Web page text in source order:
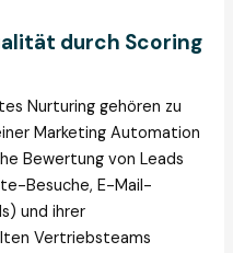
durch Scoring
Nurturing gehören zu
Marketing Automation
Bewertung von Leads
Besuche, E-Mail-
und ihrer
Vertriebsteams